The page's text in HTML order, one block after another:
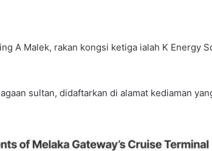
A Malek, rakan kongsi ketiga ialah K Energy
sultan, didaftarkan di alamat kediaman